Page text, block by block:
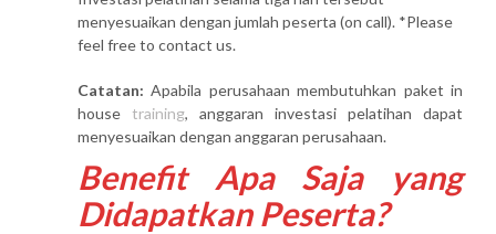
menyesuaikan dengan jumlah peserta (on call). *Please
feel free to contact us.
Catatan: Apabila perusahaan membutuhkan paket in
house training, anggaran investasi pelatihan dapat
menyesuaikan dengan anggaran perusahaan.
Benefit Apa Saja yang
Didapatkan Peserta?